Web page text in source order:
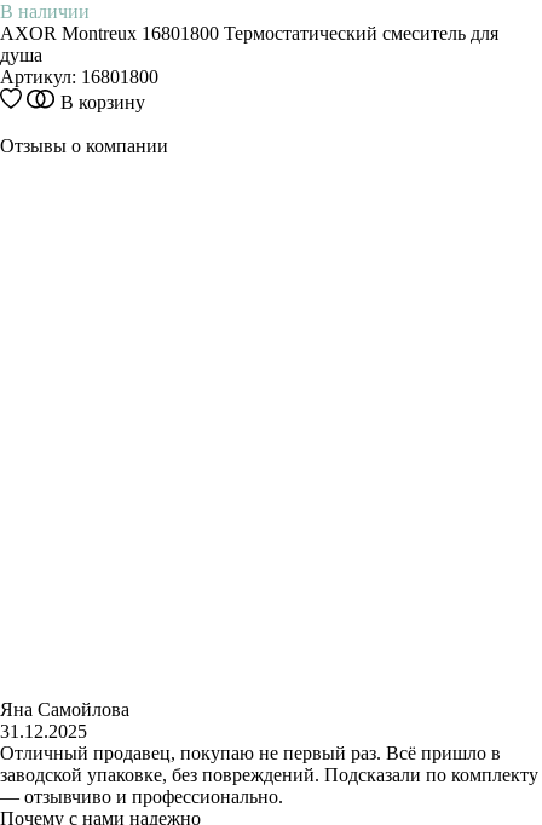
В наличии
AXOR Montreux 16801800 Термостатический смеситель для
душа
Артикул: 16801800
В корзину
Отзывы о компании
Яна Самойлова
31.12.2025
Отличный продавец, покупаю не первый раз. Всё пришло в
заводской упаковке, без повреждений. Подсказали по комплекту
— отзывчиво и профессионально.
Почему с нами надежно